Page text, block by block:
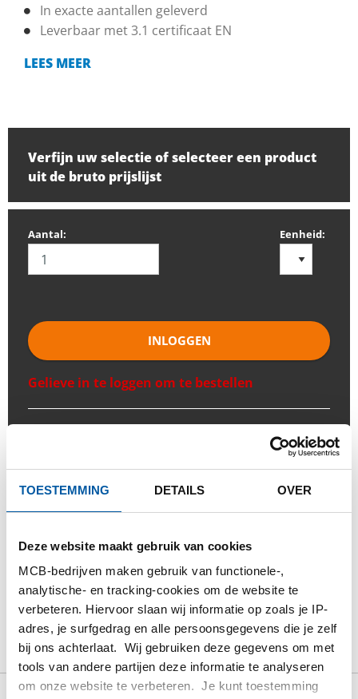
TOESTEMMING DETAILS OVER
Deze website maakt gebruik van cookies
MCB-bedrijven maken gebruik van functionele-,
analytische- en tracking-cookies om de website te
verbeteren. Hiervoor slaan wij informatie op zoals je IP-
adres, je surfgedrag en alle persoonsgegevens die je zelf
bij ons achterlaat. Wij gebruiken deze gegevens om met
tools van andere partijen deze informatie te analyseren
om onze website te verbeteren. Je kunt toestemming
In exacte aantallen geleverd
Leverbaar met 3.1 certificaat EN
LEES MEER
Verfijn uw selectie of selecteer een product
uit de bruto prijslijst
Aantal: Eenheid:
INLOGGEN
Gelieve in te loggen om te bestellen
Volg uw order via Track&Trace
PRODUCT
PRODUCT OMSCHRIJVING
BRUTO PRIJSLIJST
DOWNLOADS
SPECIFICATIES